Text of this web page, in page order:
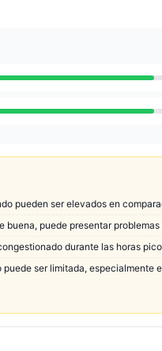
pueden ser elevados en
buena, puede presentar
durante las horas
puede ser limitada, especialmente